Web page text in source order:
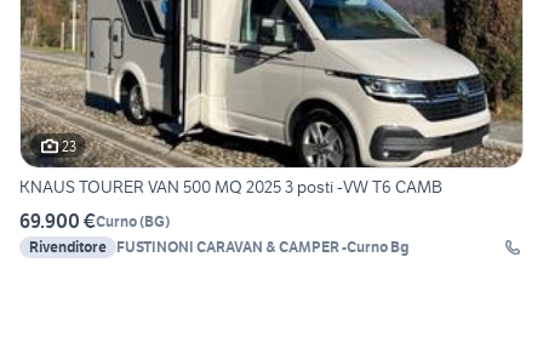
23
KNAUS TOURER VAN 500 MQ 2025 3 posti -VW T6 CAMB
69.900 €Curno(BG)
Rivenditore FUSTINONI CARAVAN & CAMPER -Curno Bg